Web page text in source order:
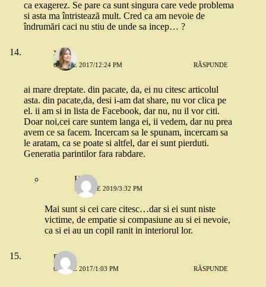
ca exagerez. Se pare ca sunt singura care vede problema
si asta ma întristează mult. Cred ca am nevoie de
îndrumări caci nu stiu de unde sa incep… ?
x
6 IUNIE 2017/12:24 PM RĂSPUNDE
ai mare dreptate. din pacate, da, ei nu citesc articolul
asta. din pacate,da, desi i-am dat share, nu vor clica pe
el. ii am si in lista de Facebook, dar nu, nu il vor citi.
Doar noi,cei care suntem langa ei, ii vedem, dar nu prea
avem ce sa facem. Incercam sa le spunam, incercam sa
le aratam, ca se poate si altfel, dar ei sunt pierduti.
Generatia parintilor fara rabdare.
H
10 IULIE 2019/3:32 PM
Mai sunt si cei care citesc…dar si ei sunt niste
victime, de empatie si compasiune au si ei nevoie,
ca si ei au un copil ranit in interiorul lor.
paula
6 IUNIE 2017/1:03 PM RĂSPUNDE